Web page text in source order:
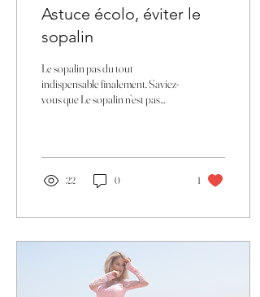
Astuce écolo, éviter le
sopalin
Le sopalin pas du tout
indispensable finalement. Saviez-
vous que Le sopalin n’est pas
22 0 1